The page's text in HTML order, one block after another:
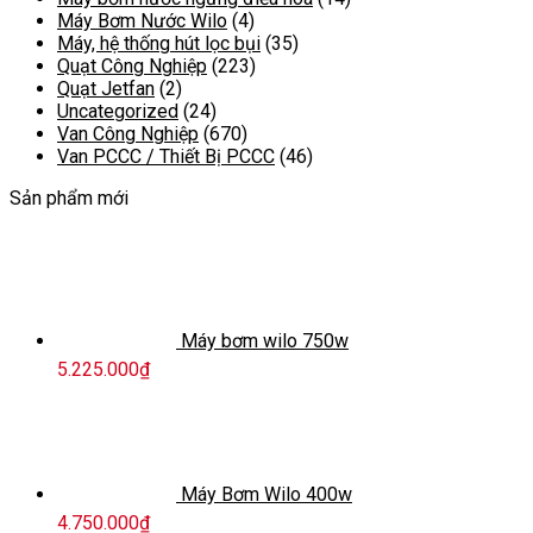
Máy Bơm Nước Wilo (4)
Máy, hệ thống hút lọc bụi (35)
Quạt Công Nghiệp (223)
Quạt Jetfan (2)
Uncategorized (24)
Van Công Nghiệp (670)
Van PCCC / Thiết Bị PCCC (46)
Sản phẩm mới
Máy bơm wilo 750w
5.225.000₫
Máy Bơm Wilo 400w
4.750.000₫